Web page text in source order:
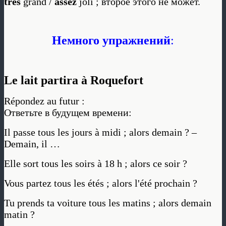
Немного упражнений:
Le lait partira à Roquefort
Répondez au futur :
Ответьте в будущем времени:
Il passe tous les jours à midi ; alors demain ? –
Demain, il …
Elle sort tous les soirs à 18 h ; alors ce soir ?
Vous partez tous les étés ; alors l'été prochain ?
Tu prends ta voiture tous les matins ; alors demain
matin ?